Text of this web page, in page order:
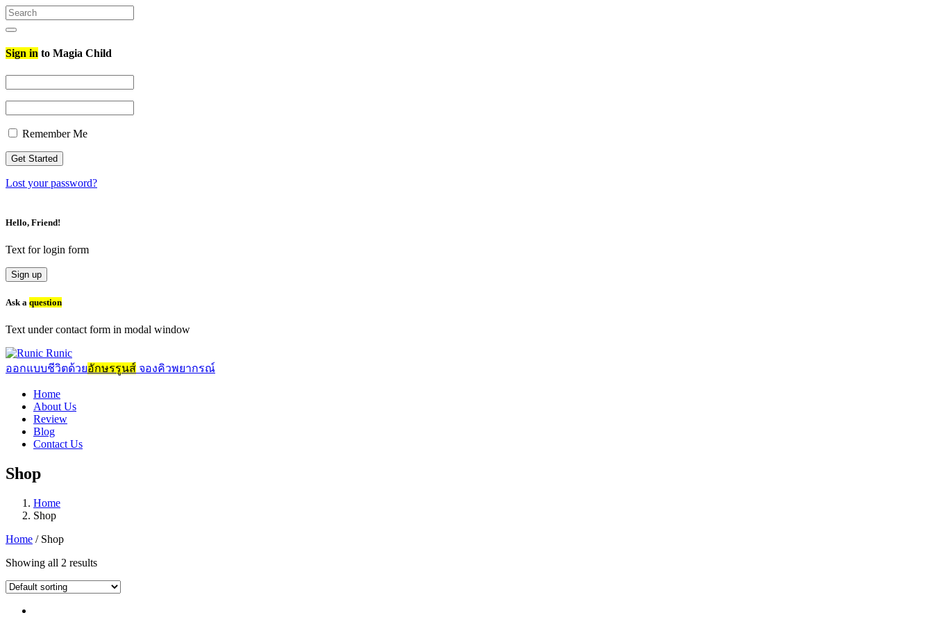
Search
for:
Search
Sign in to Magia Child
Remember Me
Lost your password?
Hello, Friend!
Text for login form
Sign up
Ask a question
Text under contact form in modal window
Runic
ออกแบบชีวิตด้วยอักษรรูนส์ จองคิวพยากรณ์
Home
About Us
Review
Blog
Contact Us
Shop
Home
Shop
Home / Shop
Showing all 2 results